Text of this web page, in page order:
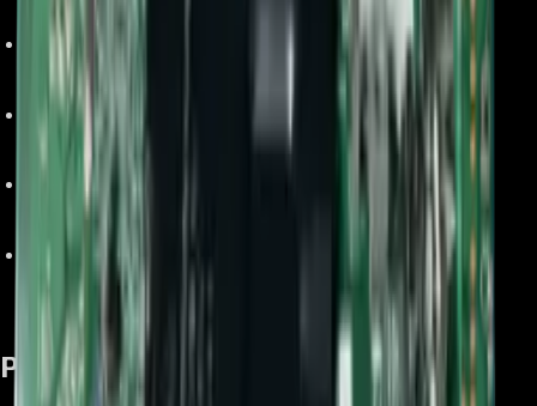
60UM7200PDA.BWCNLOR.
Funciones principales
: Gestión del sistema, procesamiento de
señal, conectividad de puertos y funciones Smart TV.
Incluye
: Placa base completamente ensamblada, sin cables ni
Uso recomendado
: Reemplazo directo en reparaciones para
restaurar el funcionamiento del televisor.
: Se recomienda que sea realizada por técnicos
especializados para evitar daños en el televisor.
Preguntas frecuentes: